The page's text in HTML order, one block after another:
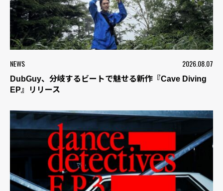
NEWS 2026.08.07
DubGuy、分岐するビートで魅せる新作『Cave Diving
EP』リリース